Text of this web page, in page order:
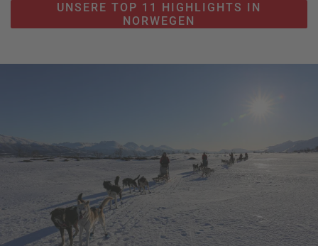
UNSERE TOP 11 HIGHLIGHTS IN
NORWEGEN